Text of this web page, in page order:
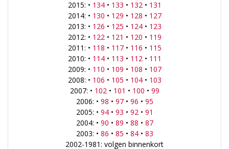
2015: • 134• 133 • 132• 131
2014: • 130 • 129 • 128 • 127
2013: • 126 • 125 • 124• 123
2012: • 122• 121 • 120 • 119
2011: • 118 • 117• 116 • 115
2010: • 114• 113 • 112• 111
2009: • 110 • 109 • 108 • 107
2008: • 106 • 105 • 104• 103
2007: • 102• 101 • 100 • 99
2006: • 98 • 97• 96 • 95
2005: • 94• 93 • 92• 91
2004: • 90 • 89 • 88 • 87
2003: • 86 • 85 • 84• 83
2002-1981: volgen binnenkort